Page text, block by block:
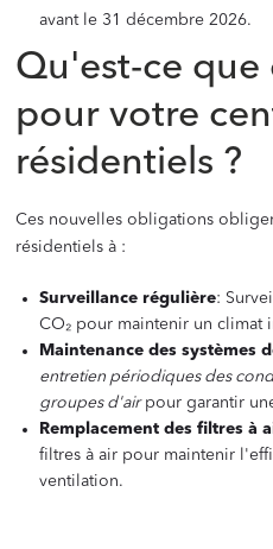
avant le 31 décembre 2026.
Qu'est-ce que
pour votre
résidentiels ?
Ces nouvelles obligations
résidentiels à :
Surveillance régulière:
CO₂ pour maintenir un climat
Maintenance des systèmes
entretien périodiques des
groupes d'airpour garantir
Remplacement des filtres à
filtres à air pour maintenir
ventilation.